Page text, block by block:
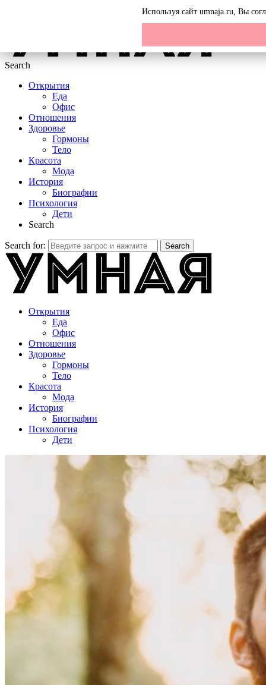
Search
Открытия
Еда
Офис
Отношения
Здоровье
Гормоны
Тело
Красота
Мода
История
Биографии
Психология
Дети
Search
Search for: Search
Открытия
Еда
Офис
Отношения
Здоровье
Гормоны
Тело
Красота
Мода
История
Биографии
Психология
Дети
Используя сайт umnaja.ru, Вы